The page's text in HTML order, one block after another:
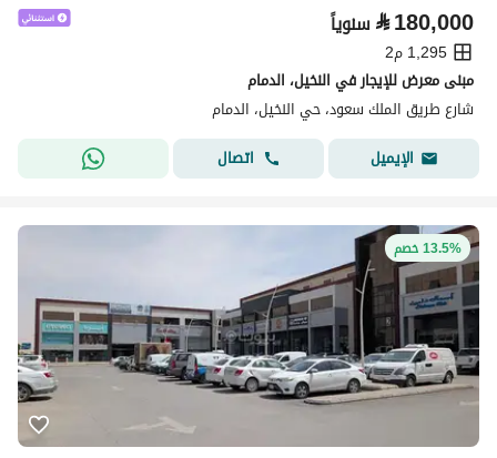
⃁180,000 سنوياً
1,295 م2
مبنى معرض للإيجار في النخيل، الدمام
شارع طريق الملك سعود، حي النخيل، الدمام
الإيميل
اتصال
13.5% خصم